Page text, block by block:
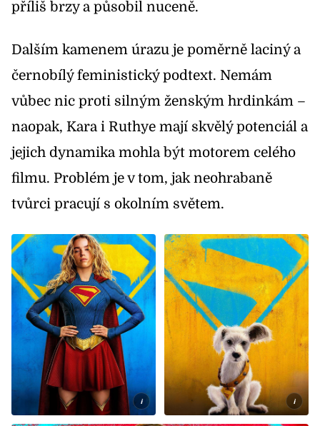
příliš brzy a působil nuceně.
Dalším kamenem úrazu je poměrně laciný a
černobílý feministický podtext. Nemám
vůbec nic proti silným ženským hrdinkám –
naopak, Kara i Ruthye mají skvělý potenciál a
jejich dynamika mohla být motorem celého
filmu. Problém je v tom, jak neohrabaně
tvůrci pracují s okolním světem.
i i